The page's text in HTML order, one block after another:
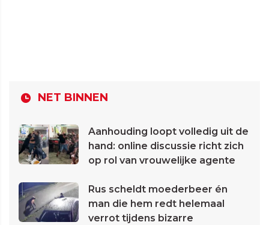
NET BINNEN
Aanhouding loopt volledig uit de
hand: online discussie richt zich
op rol van vrouwelijke agente
Rus scheldt moederbeer én
man die hem redt helemaal
verrot tijdens bizarre